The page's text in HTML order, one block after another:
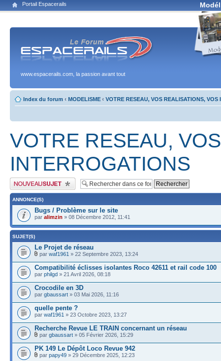
Portail Espacerails
www.espacerails.com, la passion avant tout
Index du forum ‹ MODELISME ‹ VOTRE RESEAU, VOS REALISATIONS, VOS
VOTRE RESEAU,
INTERROGATIONS
Publier un nouveau sujet
ANNONCE(S)
Bugs / Problème sur le site
par alimzin » 08 Décembre 2012, 11:41
SUJET(S)
Le Projet de réseau
par waf1961 » 22 Septembre 2023, 13:24
Compatibilité éclisses isolantes Roco 42611 et rail code 100
par philgd » 21 Avril 2026, 08:18
Crocodile en 3D
par gbaussart » 03 Mai 2026, 11:16
quelle pente ?
par waf1961 » 23 Octobre 2023, 13:27
Recherche Revue LE TRAIN concernant un réseau
par gbaussart » 05 Février 2026, 15:29
PK 149 Le Dépôt Loco Revue 942
par papy49 » 29 Décembre 2025, 12:23